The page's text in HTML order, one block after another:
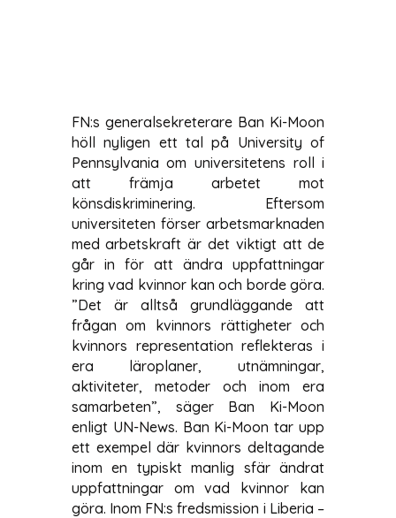
FN:s generalsekreterare Ban Ki-Moon
höll nyligen ett tal på University of
Pennsylvania om universitetens roll i
att främja arbetet mot
könsdiskriminering. Eftersom
universiteten förser arbetsmarknaden
med arbetskraft är det viktigt att de
går in för att ändra uppfattningar
kring vad kvinnor kan och borde göra.
”Det är alltså grundläggande att
frågan om kvinnors rättigheter och
kvinnors representation reflekteras i
era läroplaner, utnämningar,
aktiviteter, metoder och inom era
samarbeten”, säger Ban Ki-Moon
enligt UN-News. Ban Ki-Moon tar upp
ett exempel där kvinnors deltagande
inom en typiskt manlig sfär ändrat
uppfattningar om vad kvinnor kan
göra. Inom FN:s fredsmission i Liberia –